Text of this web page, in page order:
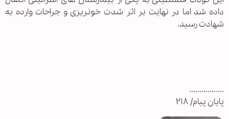
داده شد اما در نهایت بر اثر شدت خونریزی و جراحات وارده به
شهادت رسید.
.................
پایان پیام/ ۲۱۸